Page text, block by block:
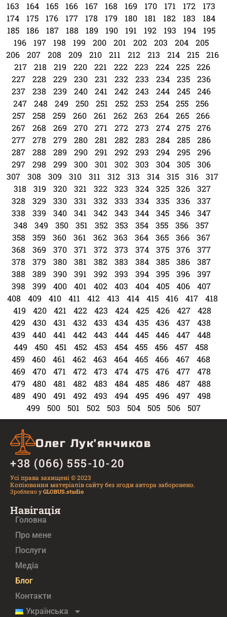
163
164 165 166 167 168 169 170 171 172
173
174
175 176 177 178 179 180 181 182 183
184
185
186 187 188 189 190 191 192 193 194
195
196
197 198 199 200 201 202 203 204
205
206
207 208 209 210 211 212 213 214 215
216
217
218 219 220 221 222 223 224 225
226
227
228 229 230 231 232 233 234 235
236
237
238 239 240 241 242 243 244 245
246
247
248 249 250 251 252 253 254 255
256
257
258 259 260 261 262 263 264 265
266
267
268 269 270 271 272 273 274 275
276
277
278 279 280 281 282 283 284 285
286
287
288 289 290 291 292 293 294 295
296
297
298 299 300 301 302 303 304 305
306
307
308 309 310 311 312 313 314 315 316
317
318
319 320 321 322 323 324 325 326
327
328
329 330 331 332 333 334 335 336
337
338
339 340 341 342 343 344 345 346
347
348
349 350 351 352 353 354 355 356
357
358
359 360 361 362 363 364 365 366
367
368
369 370 371 372 373 374 375 376
377
378
379 380 381 382 383 384 385 386
387
388
389 390 391 392 393 394 395 396
397
398
399 400 401 402 403 404 405 406
407
408
409 410 411 412 413 414 415 416 417
418
419
420 421 422 423 424 425 426 427
428
429
430 431 432 433 434 435 436 437
438
439
440 441 442 443 444 445 446 447
448
449
450 451 452 453 454 455 456 457
458
459
460 461 462 463 464 465 466 467
468
469
470 471 472 473 474 475 476 477
478
479
480 481 482 483 484 485 486 487
488
489
490 491 492 493 494 495 496 497
498
499
500 501 502 503 504 505 506 507
Олег Лук'янчиков
+38 (066) 555-10-20
Усі права захищені © 2023
Копіювання матеріалів сайту без згоди автора заборонено.
Зроблено уGLOBUS.studio
Навігація
Головна
Про мене
Послуги
Медiа
Блог
Контакти
Українська